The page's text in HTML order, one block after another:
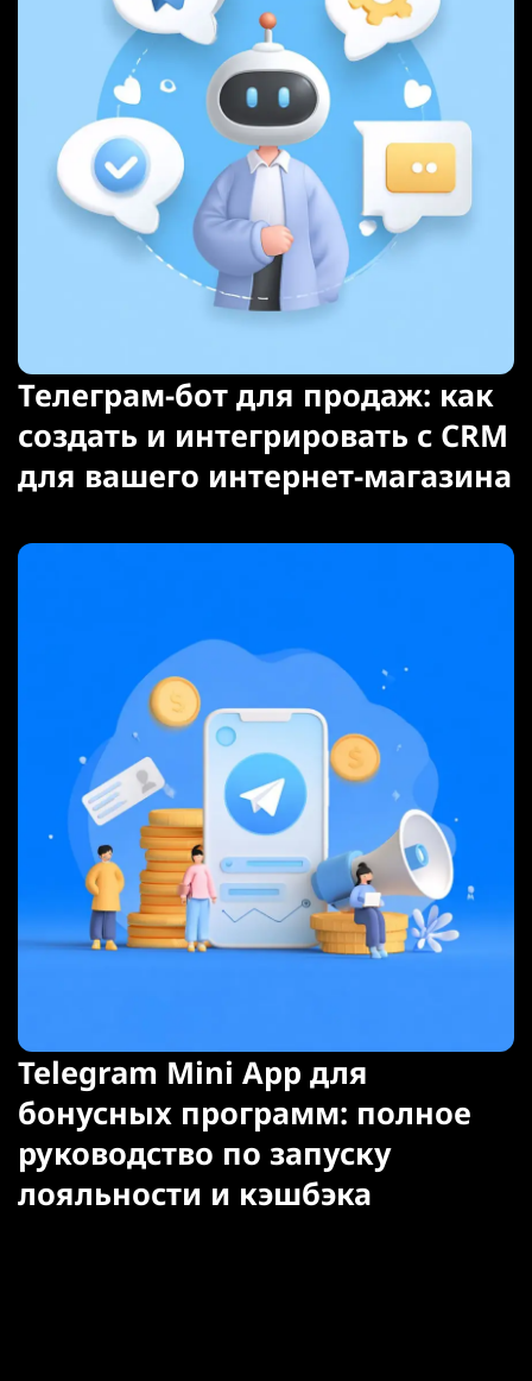
Телеграм-бот для продаж: как
создать и интегрировать с CRM
для вашего интернет-магазина
Telegram Mini App для
бонусных программ: полное
руководство по запуску
лояльности и кэшбэка